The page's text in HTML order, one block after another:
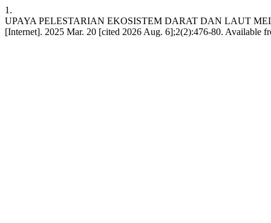
1.
UPAYA PELESTARIAN EKOSISTEM DARAT DAN LAUT
[Internet]. 2025 Mar. 20 [cited 2026 Aug. 6];2(2):476-80. Available